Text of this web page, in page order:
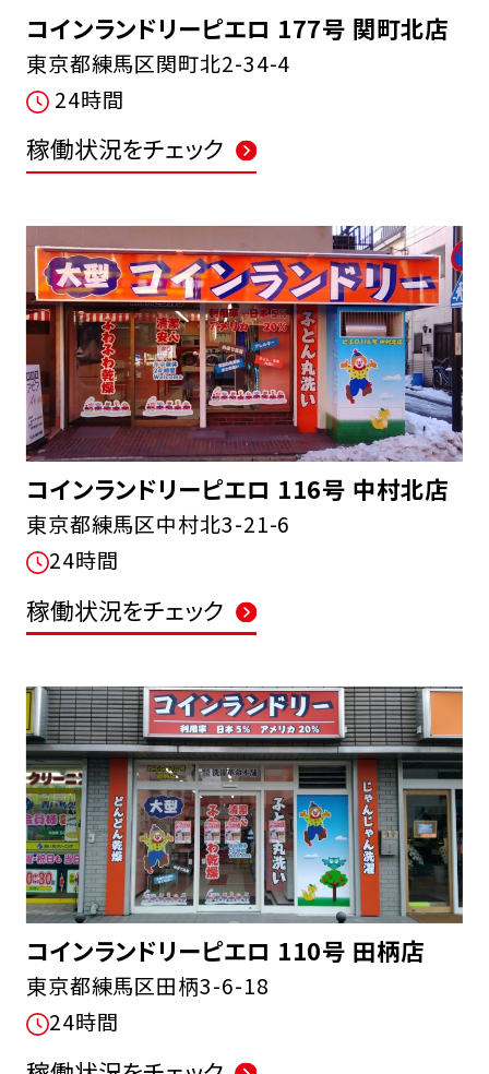
コインランドリーピエロ 177号 関町北店
東京都練馬区関町北2-34-4
24時間
稼働状況をチェック
コインランドリーピエロ 116号 中村北店
東京都練馬区中村北3-21-6
24時間
稼働状況をチェック
コインランドリーピエロ 110号 田柄店
東京都練馬区田柄3-6-18
24時間